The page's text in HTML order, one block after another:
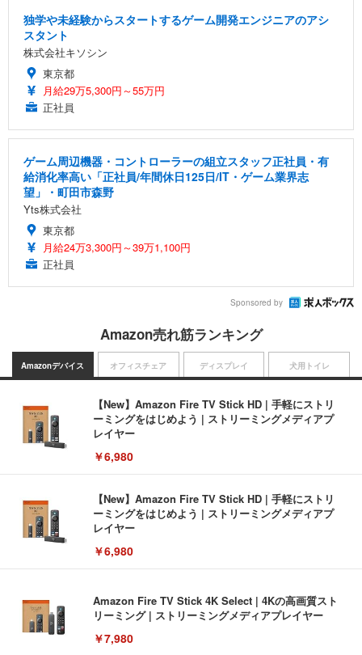
独学や未経験からスタートするゲーム開発エンジニアのアシ
スタント
株式会社キソシン
東京都
月給29万5,300円～55万円
正社員
ゲーム周辺機器・コントローラーの組立スタッフ正社員・有
給消化率高い「正社員/年間休日125日/IT・ゲーム業界志
望」・町田市森野
Yts株式会社
東京都
月給24万3,300円～39万1,100円
正社員
Sponsored by
Amazon売れ筋ランキング
Amazonデバイス
【New】Amazon Fire TV Stick HD | 手軽にストリ
ーミングをはじめよう | ストリーミングメディアプ
レイヤー
￥6,980
【New】Amazon Fire TV Stick HD | 手軽にストリ
ーミングをはじめよう | ストリーミングメディアプ
レイヤー
￥6,980
Amazon Fire TV Stick 4K Select | 4Kの高画質スト
リーミング | ストリーミングメディアプレイヤー
￥7,980
オフィスチェア ディスプレイ 犬用トイレ